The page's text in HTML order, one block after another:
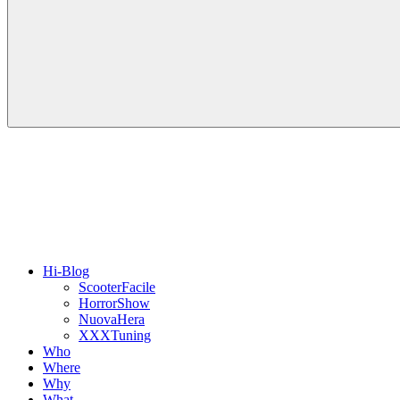
Hi-Blog
ScooterFacile
HorrorShow
NuovaHera
XXXTuning
Who
Where
Why